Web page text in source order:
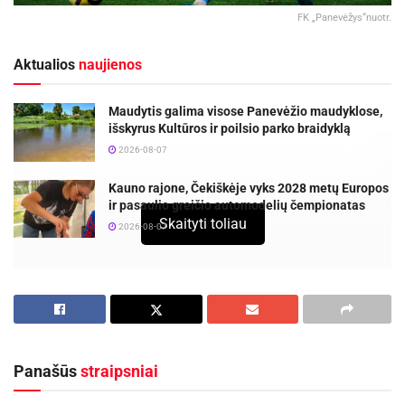
FK „Panevėžys“nuotr.
Aktualios naujienos
Maudytis galima visose Panevėžio maudyklose,
išskyrus Kultūros ir poilsio parko braidyklą
2026-08-07
Kauno rajone, Čekiškėje vyks 2028 metų Europos
ir pasaulio greičio automodelių čempionatas
2026-08-07
pasitiks vieną iš svarbiausių 2025 metų sezono mačų.
ietis su Marijampolės „Sūduva“.
Skaityti toliau
Panašūsstraipsniai